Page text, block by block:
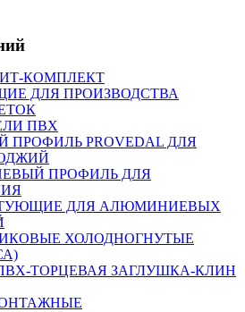
КОМПЛЕКТ
ДЛЯ ПРОИЗВОДСТВА
ПВХ
PROVEDAL ДЛЯ
ПРОФИЛЬ ДЛЯ
ДЛЯ АЛЮМИНИЕВЫХ
ХОЛОДНОГНУТЫЕ
ТОРЦЕВАЯ ЗАГЛУШКА-КЛИН